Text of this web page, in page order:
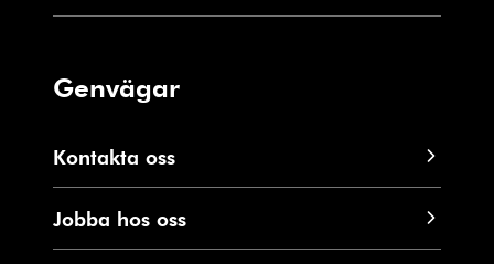
Genvägar
Kontakta oss
Jobba hos oss